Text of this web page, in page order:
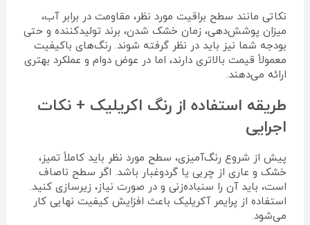
نکاتی مانند سطح براقیت مورد نظر، مقاومت در برابر آب،
میزان پوشش‌دهی، زمان خشک شدن، برند تولیدکننده و حتی
بودجه شما نیز باید در نظر گرفته شوند. رنگ‌های باکیفیت
معمولاً قیمت بالاتری دارند، اما در عوض دوام و عملکرد بهتری
ارائه می‌دهند.
طریقه استفاده از رنگ اکریلیک + نکات
اجرایی
پیش از شروع رنگ‌آمیزی، سطح مورد نظر باید کاملاً تمیز،
خشک و عاری از چربی یا گردوغبار باشد. اگر سطح ناصاف
است، باید آن را سنباده‌زنی و در صورت نیاز، زیرسازی کنید.
استفاده از پرایمر آکریلیک باعث افزایش کیفیت نهایی کار
می‌شود.